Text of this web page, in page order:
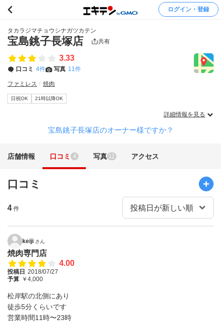
ログイン・登録
タカラジマチョウシナガツカテン
宝島銚子長塚店 共有
3.33
口コミ 4件 写真 11件
ファミレス 焼肉
日祝OK 21時以降OK
詳細情報を見る
宝島銚子長塚店のオーナー様ですか？
店舗情報 口コミ 4 写真 11 アクセス
口コミ
4 件
keiji さん
焼肉専門店
4.00
投稿日 2018/07/27
予算 ￥4,000
松岸駅の北側にあり
徒歩5分くらいです
営業時間11時〜23時